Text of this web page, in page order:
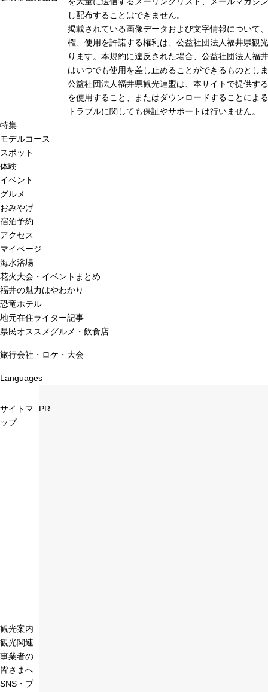
し配布することはできません。
掲載されている画像データおよび文字情報について
権、使用を許諾する権利は、公益社団法人福井県観
ります。本規約に違反された場合、公益社団法人福
はいつでも使用を差し止めることができるものとし
公益社団法人福井県観光連盟は、本サイトで提供す
を使用すること、またはダウンロードすることによ
トラブルに関しても保証やサポートは行いません。
特集
モデルコース
スポット
体験
イベント
グルメ
おみやげ
宿泊予約
アクセス
マイページ
海水浴場
花火大会・イベントまとめ
福井の魅力はやわかり
恐竜ホテル
地元在住ライター記事
県民オススメグルメ・飲食店
旅行会社・ロケ・大会
Languages
サイトマ
ップ
観光案内
観光関連
事業者の
皆さまへ
SNS・ブ
PR